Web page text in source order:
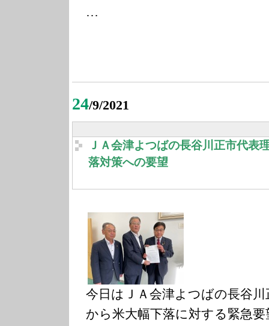
…
24/9/2021
ＪＡ会津よつばの長谷川正市代表
落対策への要望
今日はＪＡ会津よつばの長谷
から米大幅下落に対する緊急